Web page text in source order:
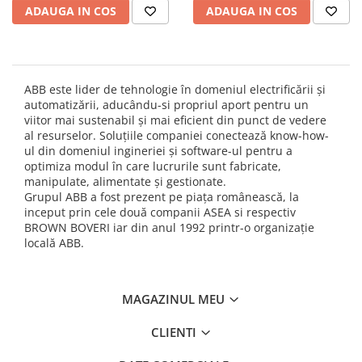
Thorn ECO
ADAUGA IN COS ADAUGA IN COS
ABB este lider de tehnologie în domeniul electrificării și
automatizării, aducându-si propriul aport pentru un
viitor mai sustenabil și mai eficient din punct de vedere
al resurselor. Soluțiile companiei conectează know-how-
ul din domeniul ingineriei și software-ul pentru a
optimiza modul în care lucrurile sunt fabricate,
manipulate, alimentate și gestionate.
Grupul ABB a fost prezent pe piaţa românească, la
inceput prin cele două companii ASEA si respectiv
BROWN BOVERI iar din anul 1992 printr-o organizaţie
locală ABB.
MAGAZINUL MEU
CLIENTI